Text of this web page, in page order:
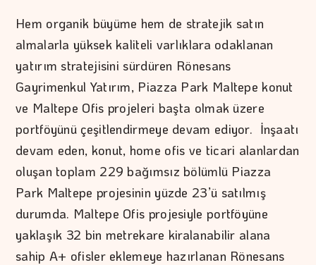
Hem organik büyüme hem de stratejik satın
almalarla yüksek kaliteli varlıklara odaklanan
yatırım stratejisini sürdüren Rönesans
Gayrimenkul Yatırım, Piazza Park Maltepe konut
ve Maltepe Ofis projeleri başta olmak üzere
portföyünü çeşitlendirmeye devam ediyor. İnşaatı
devam eden, konut, home ofis ve ticari alanlardan
oluşan toplam 229 bağımsız bölümlü Piazza
Park Maltepe projesinin yüzde 23’ü satılmış
durumda. Maltepe Ofis projesiyle portföyüne
yaklaşık 32 bin metrekare kiralanabilir alana
sahip A+ ofisler eklemeye hazırlanan Rönesans